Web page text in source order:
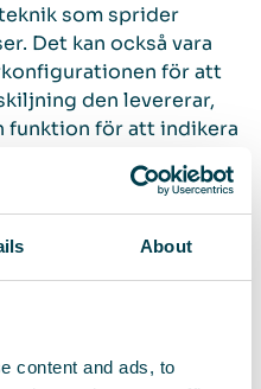
About
content and ads, to
som sprider
Det kan också vara
för att
den levererar,
funktion för att indikera
anpassas för
monitorering.
av tredje part
uppfattning om dess